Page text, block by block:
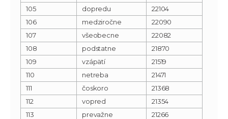
105
dopredu
22104
106
medziročne
22090
107
všeobecne
22082
108
podstatne
21870
109
vzápätí
21519
110
netreba
21471
111
čoskoro
21368
112
vopred
21354
113
prevažne
21266